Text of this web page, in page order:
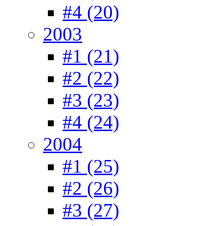
#4 (20)
2003
#1 (21)
#2 (22)
#3 (23)
#4 (24)
2004
#1 (25)
#2 (26)
#3 (27)